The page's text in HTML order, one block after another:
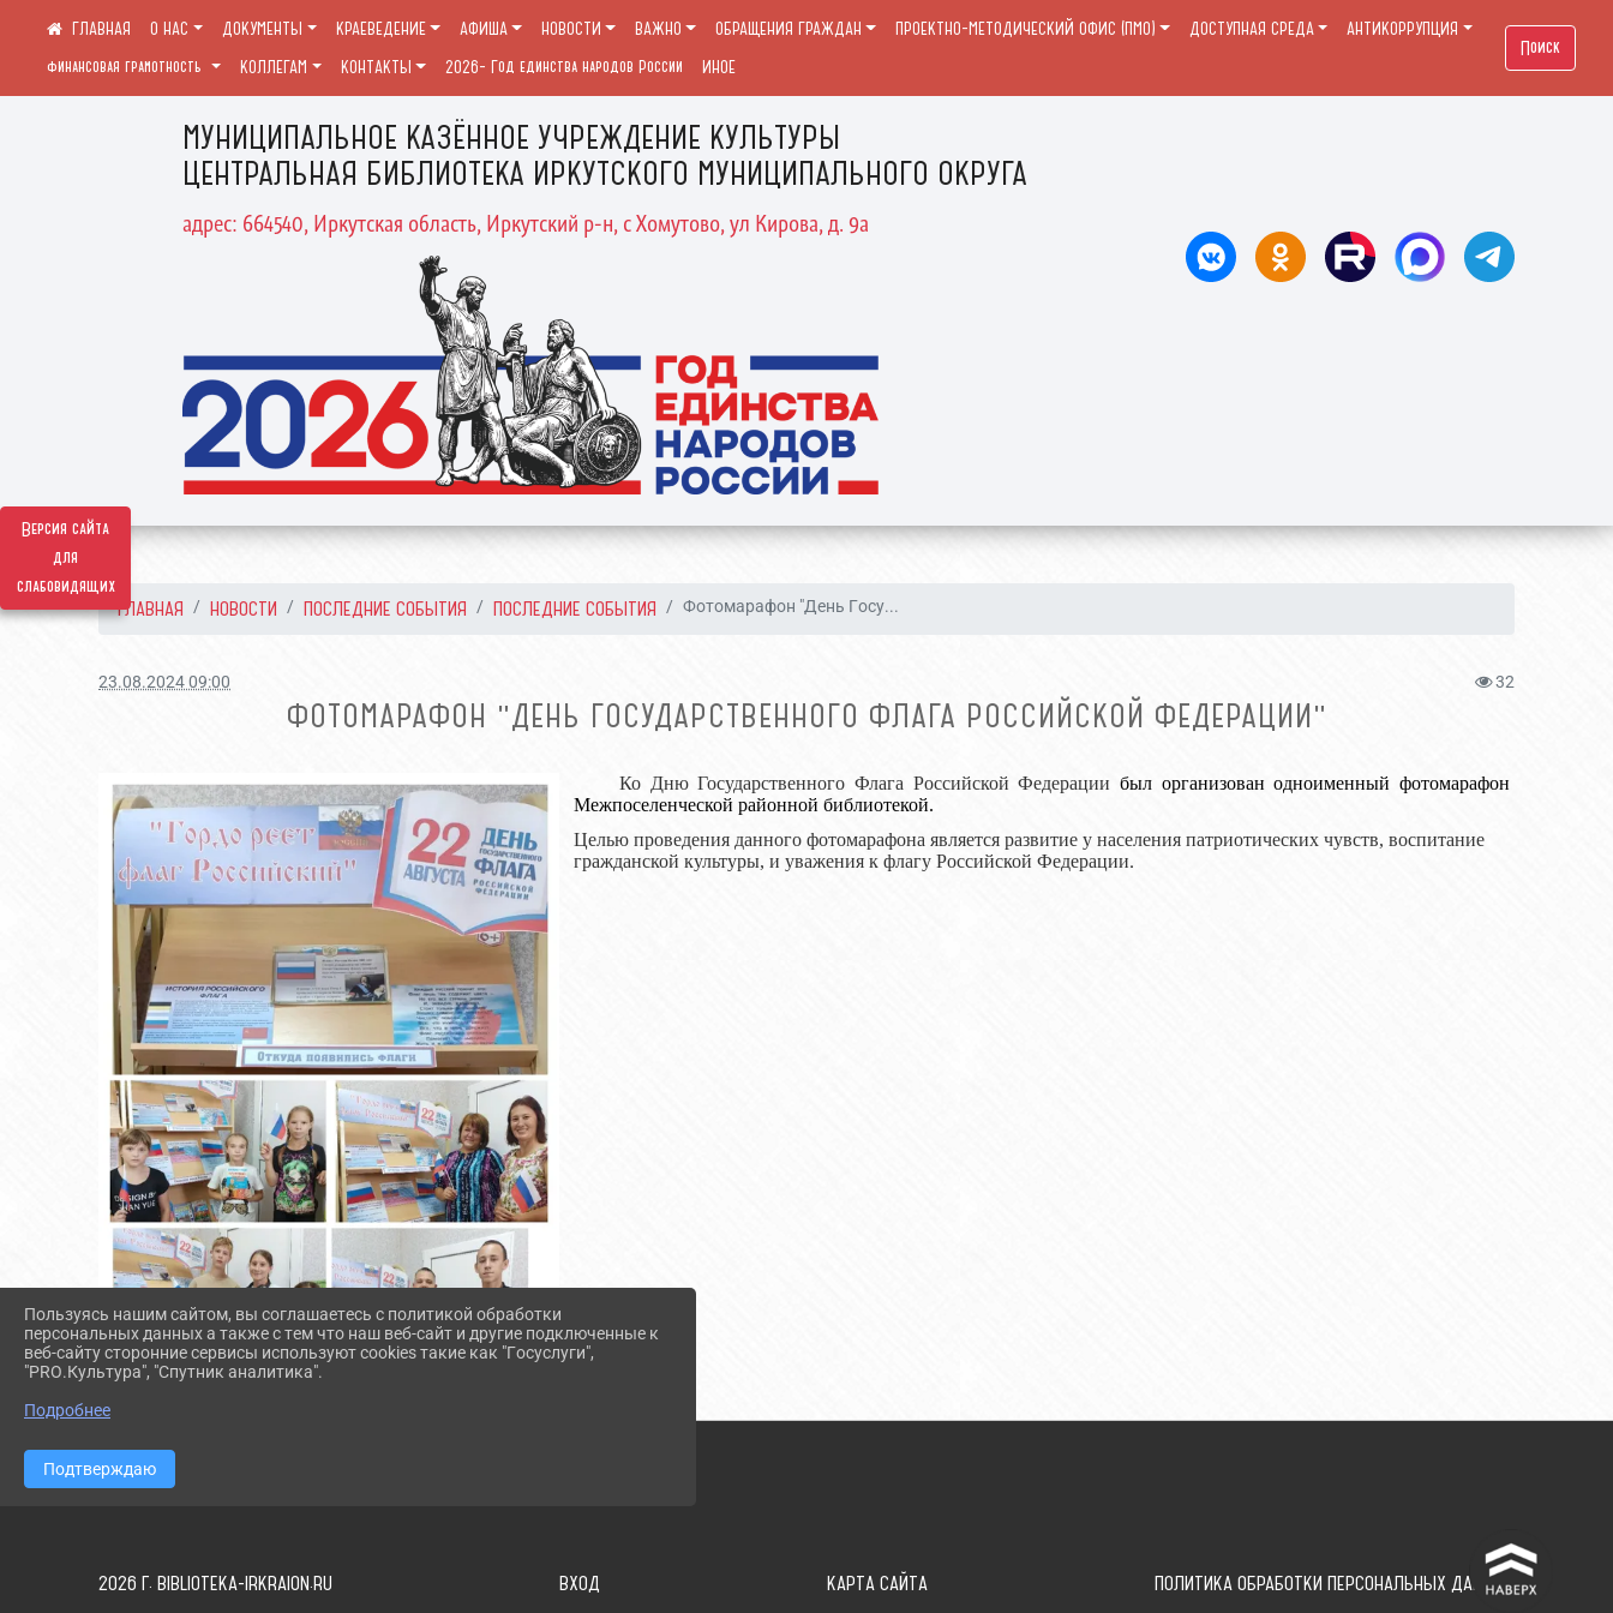
Версия сайта
для
слабовидящих
МУНИЦИПАЛЬНОЕ КАЗЁННОЕ УЧРЕЖДЕНИЕ КУЛЬТУРЫ
ЦЕНТРАЛЬНАЯ БИБЛИОТЕКА ИРКУТСКОГО МУНИЦИПАЛЬНОГО ОКРУГА
адрес: 664540, Иркутская область, Иркутский р-н, с Хомутово, ул Кирова, д. 9а
О НАС ДОКУМЕНТЫ КРАЕВЕДЕНИЕ АФИША НОВОСТИ ВАЖНО ОБРАЩЕНИЯ ГРАЖДАН ПРОЕКТНО-МЕТОДИЧЕСКИЙ ОФИС (ПМО) ДОСТУПНАЯ СРЕДА
АНТИКОРРУПЦИЯ
финансовая грамотность
КОЛЛЕГАМ КОНТАКТЫ 2026- Год единства народов России ИНОЕ
Поиск
ГЛАВНАЯ НОВОСТИ ПОСЛЕДНИЕ СОБЫТИЯ ПОСЛЕДНИЕ СОБЫТИЯ Фотомарафон "День Госу...
23.08.2024 09:00 32
ФОТОМАРАФОН "ДЕНЬ ГОСУДАРСТВЕННОГО ФЛАГА РОССИЙСКОЙ ФЕДЕРАЦИИ"
Ко Дню Государственного Флага Российской Федерации был организован одноименный фотомарафон
Межпоселенческой районной библиотекой.
Целью проведения данного фотомарафона является развитие у населения патриотических чувств, воспитание
гражданской культуры, и уважения к флагу Российской Федерации.
^
2026 Г. BIBLIOTEKA-IRKRAION.RU ВХОД КАРТА САЙТА ПОЛИТИКА ОБРАБОТКИ ПЕРСОНАЛЬНЫХ ДАННЫХ
Пользуясь нашим сайтом, вы соглашаетесь с политикой обработки
персональных данных а также с тем что наш веб-сайт и другие подключенные к
веб-сайту сторонние сервисы используют cookies такие как "Госуслуги",
"PRO.Культура", "Спутник аналитика".
Подробнее
Подтверждаю